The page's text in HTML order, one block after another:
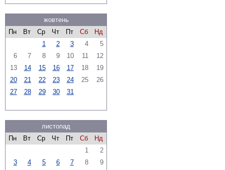
жовтень
Пн
Вт Ср Чт Пт Сб
Нд
1
2 3 4
5
6
7 8 9 10 11
12
13
14 15 16 17 18
19
20
21 22 23 24 25
26
27
28 29 30 31
листопад
Пн
Вт Ср Чт Пт Сб
Нд
1
2
3
4 5 6 7 8
9